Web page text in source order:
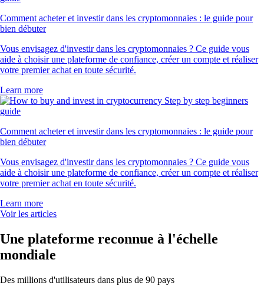
Comment acheter et investir dans les cryptomonnaies : le guide pour
bien débuter
Vous envisagez d'investir dans les cryptomonnaies ? Ce guide vous
aide à choisir une plateforme de confiance, créer un compte et réaliser
votre premier achat en toute sécurité.
Learn more
Comment acheter et investir dans les cryptomonnaies : le guide pour
bien débuter
Vous envisagez d'investir dans les cryptomonnaies ? Ce guide vous
aide à choisir une plateforme de confiance, créer un compte et réaliser
votre premier achat en toute sécurité.
Learn more
Voir les articles
Une plateforme reconnue à l'échelle
mondiale
Des millions d'utilisateurs dans plus de 90 pays